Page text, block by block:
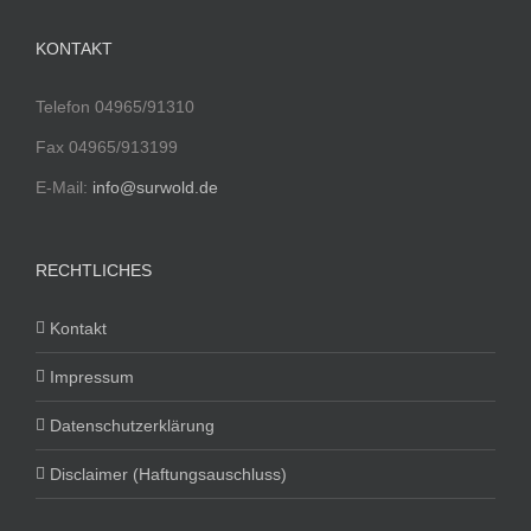
KONTAKT
Telefon 04965/91310
Fax 04965/913199
E-Mail: info@surwold.de
RECHTLICHES
Kontakt
Impressum
Datenschutzerklärung
Disclaimer (Haftungsauschluss)